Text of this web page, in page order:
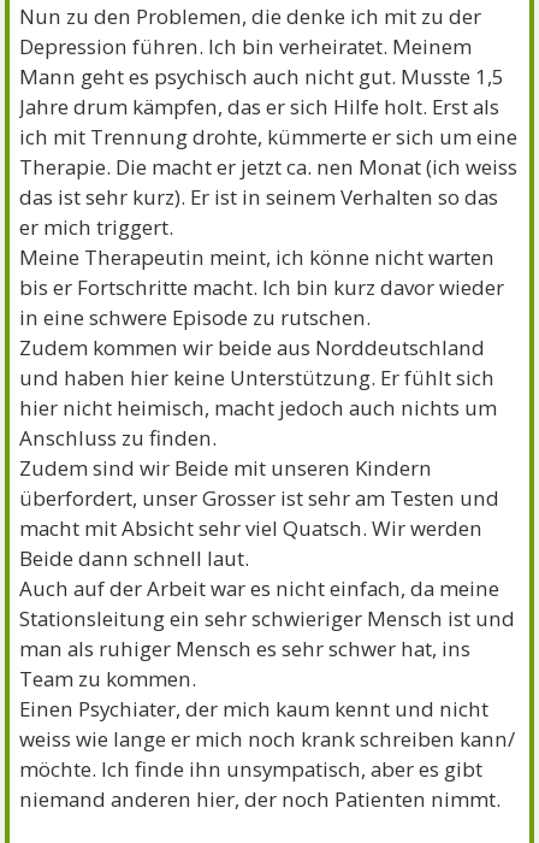
Nun zu den Problemen, die denke ich mit zu der
Depression führen. Ich bin verheiratet. Meinem
Mann geht es psychisch auch nicht gut. Musste 1,5
Jahre drum kämpfen, das er sich Hilfe holt. Erst als
ich mit Trennung drohte, kümmerte er sich um eine
Therapie. Die macht er jetzt ca. nen Monat (ich weiss
das ist sehr kurz). Er ist in seinem Verhalten so das
er mich triggert.
Meine Therapeutin meint, ich könne nicht warten
bis er Fortschritte macht. Ich bin kurz davor wieder
in eine schwere Episode zu rutschen.
Zudem kommen wir beide aus Norddeutschland
und haben hier keine Unterstützung. Er fühlt sich
hier nicht heimisch, macht jedoch auch nichts um
Anschluss zu finden.
Zudem sind wir Beide mit unseren Kindern
überfordert, unser Grosser ist sehr am Testen und
macht mit Absicht sehr viel Quatsch. Wir werden
Beide dann schnell laut.
Auch auf der Arbeit war es nicht einfach, da meine
Stationsleitung ein sehr schwieriger Mensch ist und
man als ruhiger Mensch es sehr schwer hat, ins
Team zu kommen.
Einen Psychiater, der mich kaum kennt und nicht
weiss wie lange er mich noch krank schreiben kann/
möchte. Ich finde ihn unsympatisch, aber es gibt
niemand anderen hier, der noch Patienten nimmt.